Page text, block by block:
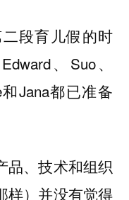
段育儿假的时
、Suo、
Jana都已准备
品、技术和组织
样）并没有觉得